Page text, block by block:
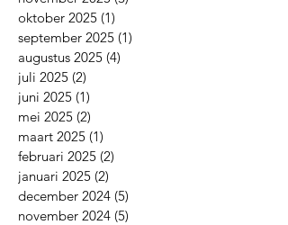
december 2025 (2)
november 2025 (3)3 posts
oktober 2025 (1)1 post
september 2025 (1)
augustus 2025
juli 2025 (2)2 posts
juni 2025 (1)1 post
mei 2025 (2)2 posts
maart 2025 (1)1 post
februari 2025 (2) 2 posts
januari 2025 (2) 2 posts